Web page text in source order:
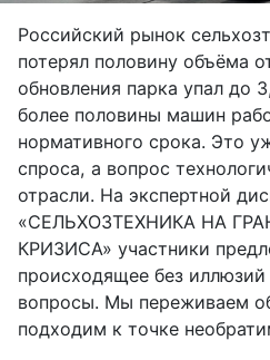
Российский рынок
потерял половину объёма
обновления парка упал до
более половины машин
нормативного срока. Это
спроса, а вопрос
отрасли. На экспертной
«СЕЛЬХОЗТЕХНИКА НА
КРИЗИСА» участники
происходящее без иллюзий
вопросы. Мы переживаем
подходим к точке